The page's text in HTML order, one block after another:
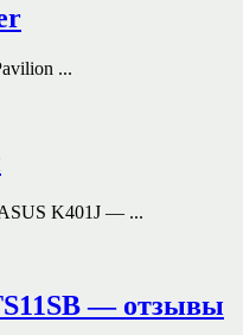
...
K401J — ...
— отзывы